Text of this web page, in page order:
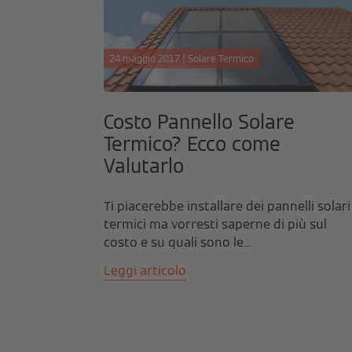
24 maggio 2017 | Solare Termico
Costo Pannello Solare
Termico? Ecco come
Valutarlo
Ti piacerebbe installare dei pannelli solari
termici ma vorresti saperne di più sul
costo e su quali sono le...
Leggi articolo